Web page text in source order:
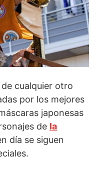
cualquier otro
por los mejores
japonesas
de la
día se siguen